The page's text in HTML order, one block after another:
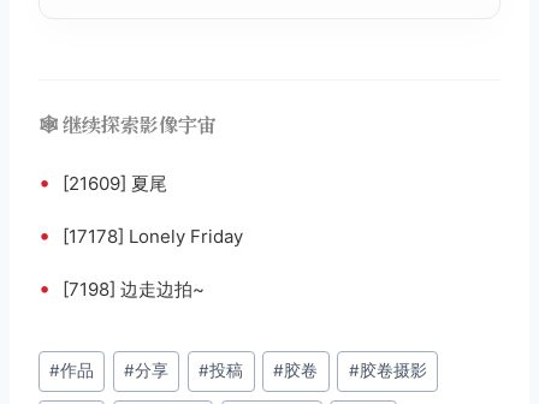
🕸️ 继续探索影像宇宙
• [21609] 夏尾
• [17178] Lonely Friday
• [7198] 边走边拍~
文
章
#作品 #分享 #投稿 #胶卷 #胶卷摄影